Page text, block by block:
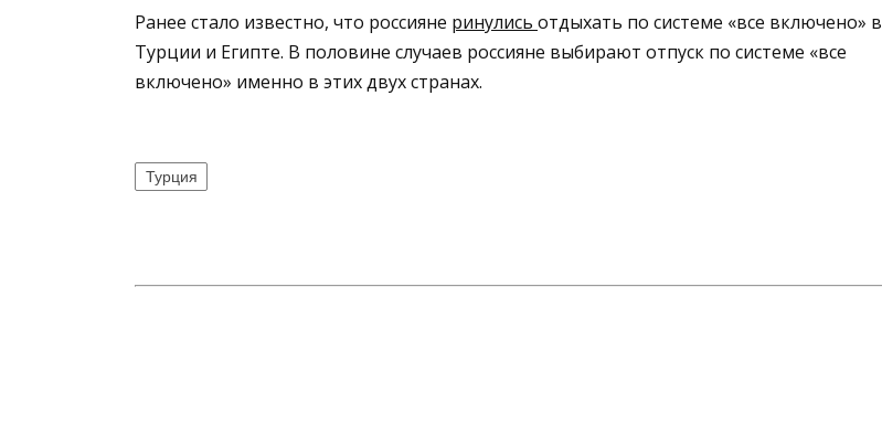
Ранее стало известно, что россияне ринулись отдыхать по системе «все включено» в
Турции и Египте. В половине случаев россияне выбирают отпуск по системе «все
включено» именно в этих двух странах.
Турция